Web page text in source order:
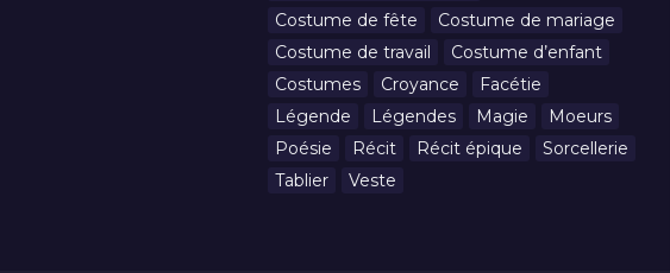
Costume de fête
Costume de mariage
Costume de travail
Costume d’enfant
Costumes
Croyance
Facétie
Légende
Légendes Magie
Moeurs
Poésie
Récit Récit épique
Sorcellerie
Tablier
Veste